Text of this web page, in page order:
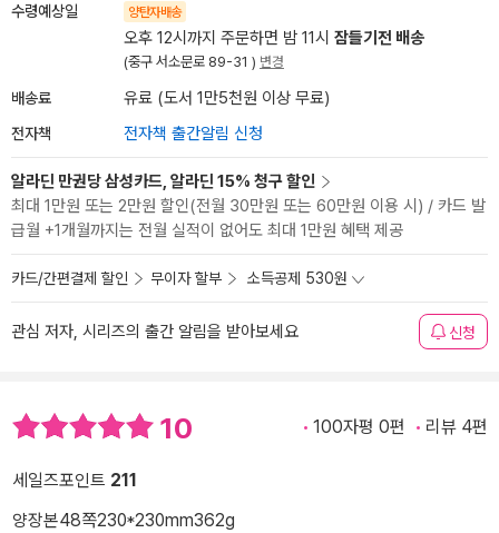
수령예상일 양탄자배송
오후 12시까지 주문하면 밤 11시 잠들기전 배송
(중구 서소문로 89-31 ) 변경
배송료 유료 (도서 1만5천원 이상 무료)
전자책 전자책 출간알림 신청
알라딘 만권당 삼성카드, 알라딘 15% 청구 할인
최대 1만원 또는 2만원 할인(전월 30만원 또는 60만원 이용 시) / 카드 발
급월 +1개월까지는 전월 실적이 없어도 최대 1만원 혜택 제공
카드/간편결제 할인 무이자 할부 소득공제 530원
관심 저자, 시리즈의 출간 알림을 받아보세요 신청
10 100자평 0편 리뷰 4편
세일즈포인트 211
양장본48쪽230*230mm362g